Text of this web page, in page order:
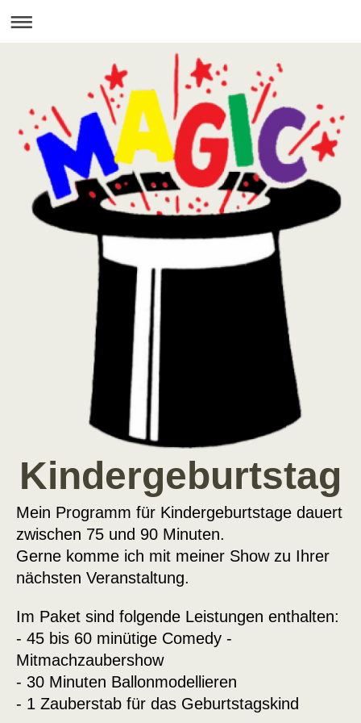
Kindergeburtstag
Mein Programm für Kindergeburtstage dauert
zwischen 75 und 90 Minuten.
Gerne komme ich mit meiner Show zu Ihrer
nächsten Veranstaltung.
Im Paket sind folgende Leistungen enthalten:
- 45 bis 60 minütige Comedy -
Mitmachzaubershow
- 30 Minuten Ballonmodellieren
- 1 Zauberstab für das Geburtstagskind